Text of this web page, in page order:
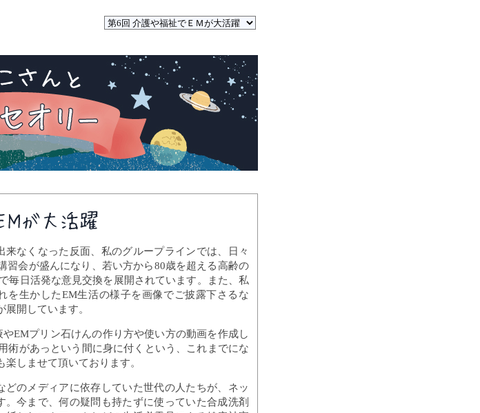
なくなった反面、私のグループラインでは、日々
習会が盛んになり、若い方から80歳を超える高齢の
毎日活発な意見交換を展開されています。また、私
を生かしたEM生活の様子を画像でご披露下さるな
開しています。
EMプリン石けんの作り方や使い方の動画を作成し
術があっという間に身に付くという、これまでにな
しませて頂いております。
のメディアに依存していた世代の人たちが、ネッ
。今まで、何の疑問も持たずに使っていた合成洗剤